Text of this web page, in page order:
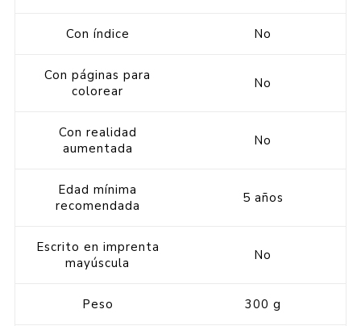
Con índice No
Con páginas para
colorear
No
Con realidad
aumentada
No
Edad mínima
recomendada
5 años
Escrito en imprenta
mayúscula
No
Peso 300 g